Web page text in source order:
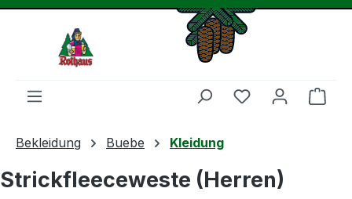
Du hast 0
Bekleidung Buebe Kleidung
Strickfleeceweste (Herren)